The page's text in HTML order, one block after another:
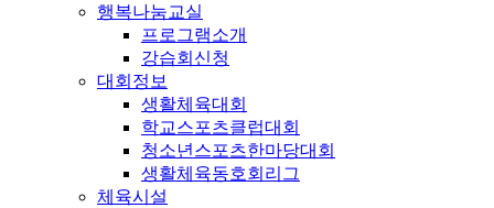
행복나눔교실
프로그램소개
강습회신청
대회정보
생활체육대회
학교스포츠클럽대회
청소년스포츠한마당대회
생활체육동호회리그
체육시설